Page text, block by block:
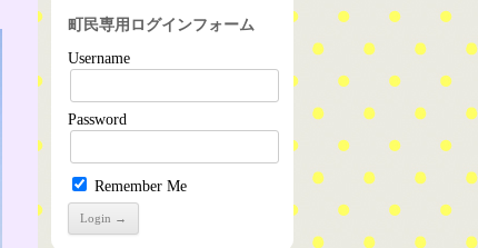
町民専用ログインフォーム
Username
Password
Remember Me